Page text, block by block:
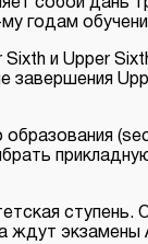
собой дань
годам
и Upper
образования
ждут экзамены